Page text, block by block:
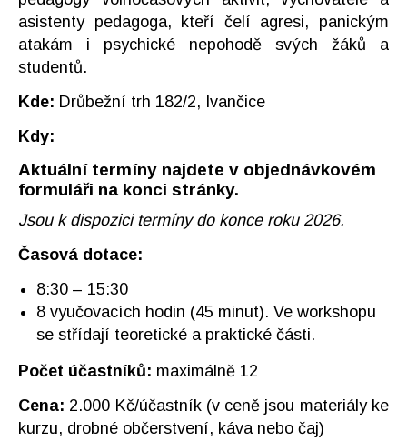
asistenty pedagoga, kteří čelí agresi, panickým
atakám i psychické nepohodě svých žáků a
studentů.
Kde: Drůbežní trh 182/2, Ivančice
Kdy:
Aktuální termíny najdete v objednávkovém
formuláři na konci stránky.
Jsou k dispozici termíny do konce roku 2026.
Časová dotace:
8:30 – 15:30
8 vyučovacích hodin (45 minut). Ve workshopu
se střídají teoretické a praktické části.
Počet účastníků: maximálně 12
Cena: 2.000 Kč/účastník (v ceně jsou materiály ke
kurzu, drobné občerstvení, káva nebo čaj)